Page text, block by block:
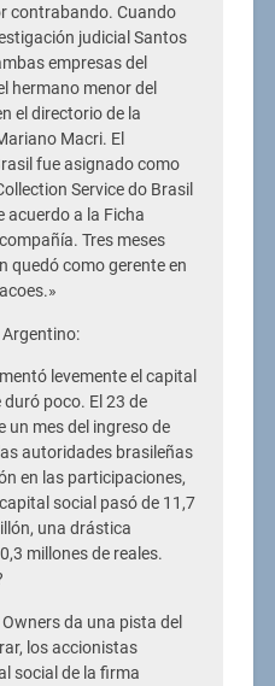
contrabando. Cuando
judicial Santos
empresas del
hermano menor del
el directorio de la
Macri. El
fue asignado como
Service do Brasil
acuerdo a la Ficha
Tres meses
quedó como gerente en
levemente el capital
poco. El 23 de
un mes del ingreso de
autoridades brasileñas
en las participaciones,
social pasó de 11,7
una drástica
millones de reales.
da una pista del
los accionistas
social de la firma